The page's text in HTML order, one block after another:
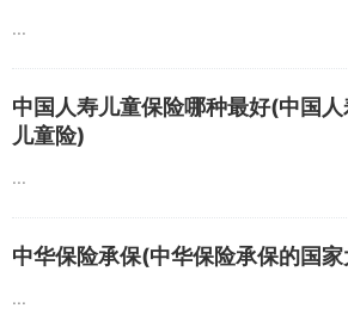
...
中国人寿儿童保险哪种最好(中国
儿童险)
...
中华保险承保(中华保险承保的国
...